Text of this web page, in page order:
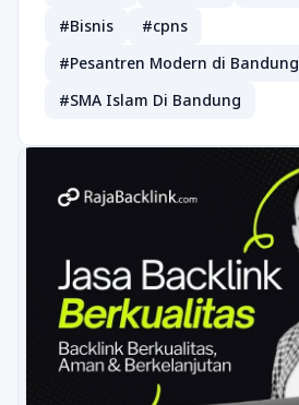
#Bisnis
#cpns
#Pesantren Modern di Bandung
#SMA Islam Di Bandung